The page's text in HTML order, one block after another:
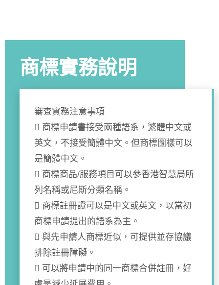
商標實務說明
審查實務注意事項
 商標申請書接受兩種語系，繁體中文或
英文，不接受簡體中文。但商標圖樣可以
是簡體中文。
 商標商品/服務項目可以參香港智慧局所
列名稱或尼斯分類名稱。
 商標註冊證可以是中文或英文，以當初
商標申請提出的語系為主。
 與先申請人商標近似，可提供並存協議
排除註冊障礙。
 可以將申請中的同一商標合併註冊，好